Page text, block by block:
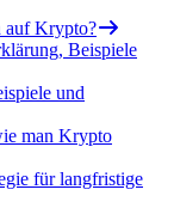
auf Krypto?
Beispiele
und
man Krypto
für langfristige